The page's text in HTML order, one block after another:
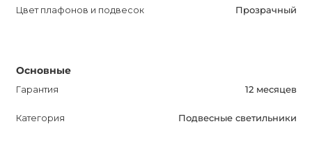
Цвет плафонов и подвесок Прозрачный
Основные
Гарантия 12 месяцев
Категория Подвесные светильники